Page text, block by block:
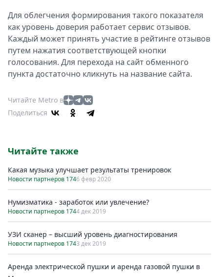
Для облегчения формирования такого показателя
как уровень доверия работает сервис отзывов.
Каждый может принять участие в рейтинге отзывов
путем нажатия соответствующей кнопки
голосования. Для перехода на сайт обменного
пункта достаточно кликнуть на название сайта.
Читайте Metro в
Поделиться
Читайте также
Какая музыка улучшает результаты тренировок
Новости партнеров 1746 февр 2020
Нумизматика - заработок или увлечение?
Новости партнеров 1744 дек 2019
УЗИ сканер – высший уровень диагностирования
Новости партнеров 1743 дек 2019
Аренда электрической пушки и аренда газовой пушки в